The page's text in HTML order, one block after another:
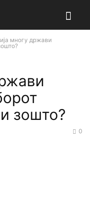
многу држави
зошто?
0